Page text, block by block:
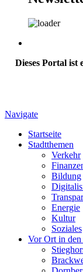
Dieses Portal
Navigate
Startseite
Stadtthemen
Verkehr
Bildung
Energie
Kultur
Soziales
Vor Ort in den